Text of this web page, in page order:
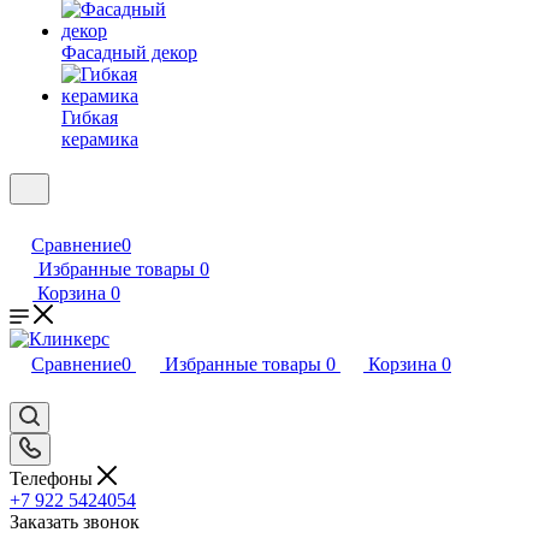
Фасадный декор
Гибкая
керамика
Сравнение0
Избранные товары 0
Корзина 0
Сравнение0 Избранные товары 0 Корзина 0
Телефоны
+7 922 5424054
Заказать звонок